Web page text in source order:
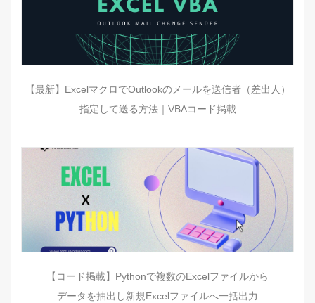
【最新】ExcelマクロでOutlookのメールを送信者（差出人）
指定して送る方法｜VBAコード掲載
【コード掲載】Pythonで複数のExcelファイルから
データを抽出し新規Excelファイルへ一括出力